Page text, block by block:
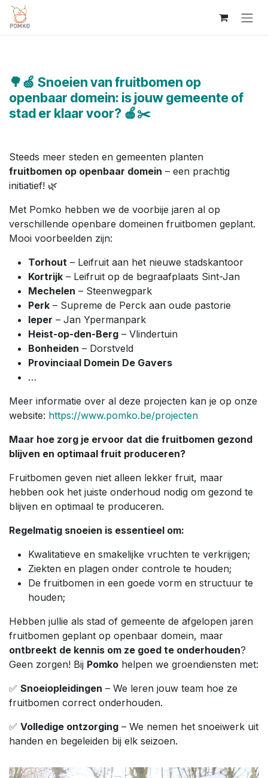
Overslaan naar inhoud
🌳🍏 Snoeien van fruitbomen op
openbaar domein: is jouw gemeente of
stad er klaar voor? 🍎✂️
Steeds meer steden en gemeenten planten
fruitbomen op openbaar domein – een prachtig
initiatief! 🌿
Met Pomko hebben we de voorbije jaren al op
verschillende openbare domeinen fruitbomen geplant.
Mooi voorbeelden zijn:
Torhout – Leifruit aan het nieuwe stadskantoor
Kortrijk – Leifruit op de begraafplaats Sint-Jan
Mechelen – Steenwegpark
Perk – Supreme de Perck aan oude pastorie
Ieper – Jan Ypermanpark
Heist-op-den-Berg – Vlindertuin
Bonheiden – Dorstveld
Provinciaal Domein De Gavers
…
Meer informatie over al deze projecten kan je op onze
website: https://www.pomko.be/projecten
Maar hoe zorg je ervoor dat die fruitbomen gezond
blijven en optimaal fruit produceren?
Fruitbomen geven niet alleen lekker fruit, maar
hebben ook het juiste onderhoud nodig om gezond te
blijven en optimaal te produceren.
Regelmatig snoeien is essentieel om:
Kwalitatieve en smakelijke vruchten te verkrijgen;
Ziekten en plagen onder controle te houden;
De fruitbomen in een goede vorm en structuur te
houden;
Hebben jullie als stad of gemeente de afgelopen jaren
fruitbomen geplant op openbaar domein, maar
ontbreekt de kennis om ze goed te onderhouden?
Geen zorgen! Bij Pomko helpen we groendiensten met:
✅ Snoeiopleidingen – We leren jouw team hoe ze
fruitbomen correct onderhouden.
✅ Volledige ontzorging – We nemen het snoeiwerk uit
handen en begeleiden bij elk seizoen.